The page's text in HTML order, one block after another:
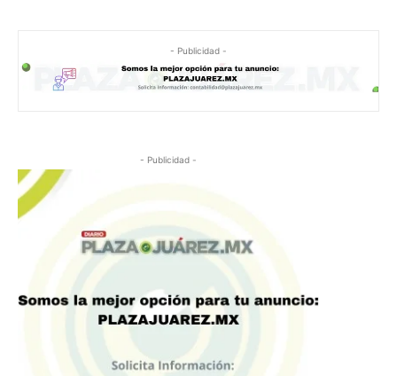
- Publicidad -
- Publicidad -